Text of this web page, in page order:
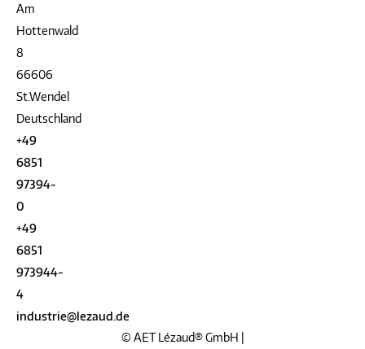
Am
Hottenwald
8
66606
St.Wendel
Deutschland
+49
6851
97394-
0
+49
6851
973944-
4
industrie@lezaud.de
© AET Lézaud® GmbH |